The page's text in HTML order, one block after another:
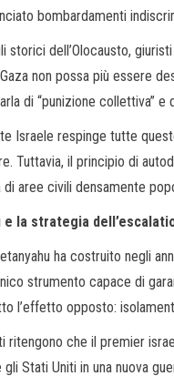
bombardamenti
storici dell’Olocausto,
non possa più essere
di “punizione collettiva”
Israele respinge tutte
Tuttavia, il principio di
aree civili densamente
e la strategia
ha costruito negli
strumento capace di
l’effetto opposto:
ritengono che il premier
Stati Uniti in una nuova